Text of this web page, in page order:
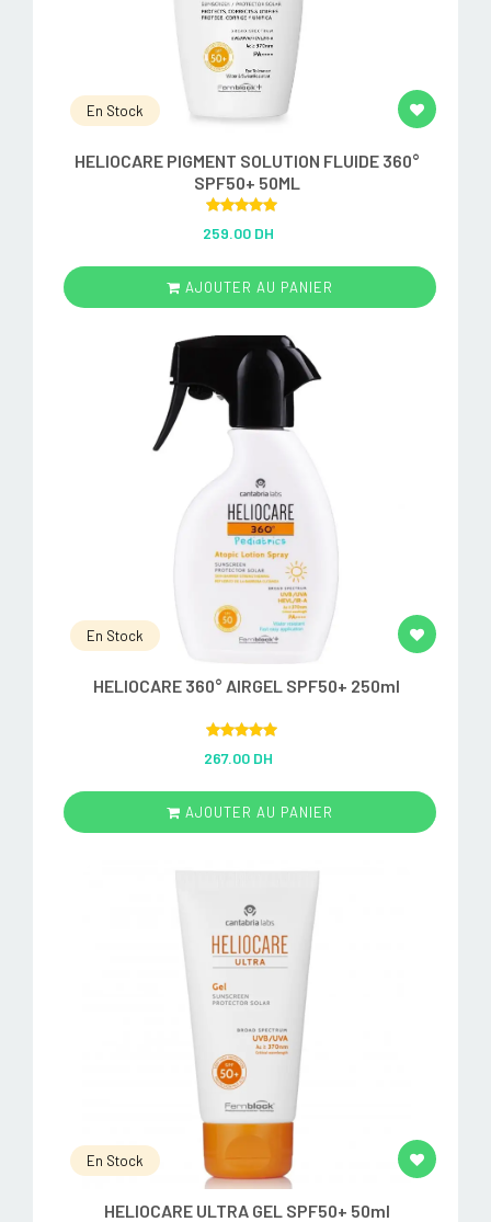
En Stock
HELIOCARE PIGMENT SOLUTION FLUIDE 360°
SPF50+ 50ML
out of 5
259.00 DH
AJOUTER AU PANIER
En Stock
HELIOCARE 360° AIRGEL SPF50+ 250ml
out of 5
267.00 DH
AJOUTER AU PANIER
En Stock
HELIOCARE ULTRA GEL SPF50+ 50ml